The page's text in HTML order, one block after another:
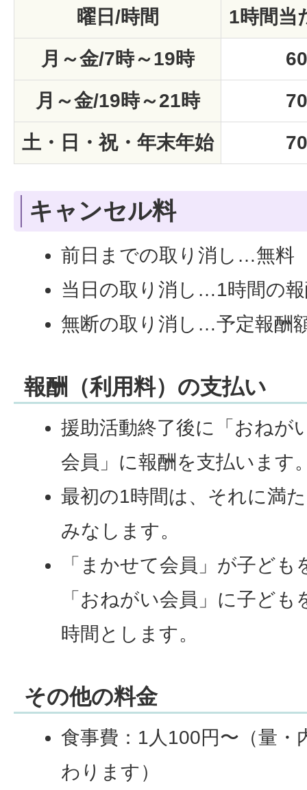
曜日/時間
1時間当
月～金/7時～19時
月～金/19時～21時
土・日・祝・年末年始
キャンセル料
前日までの取り消し…無料
当日の取り消し…1時間の
無断の取り消し…予定報酬
報酬（利用料）の支払い
援助活動終了後に「おねが
会員」に報酬を支払います
最初の1時間は、それに満
みなします。
「まかせて会員」が子ど
「おねがい会員」に子ど
時間とします。
その他の料金
食事費：1人100円〜（量・
わります）